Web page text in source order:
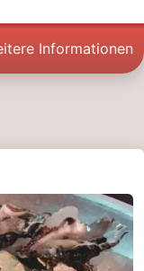
Informationen